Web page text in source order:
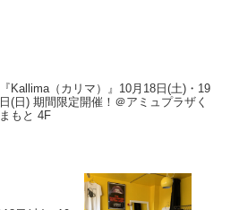
『Kallima（カリマ）』10月18日(土)・19
日(日) 期間限定開催！＠アミュプラザく
まもと 4F